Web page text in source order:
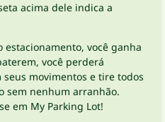
acima dele indica a
você ganha
você perderá
movimentos e tire todos
sem nenhum arranhão.
em My Parking Lot!